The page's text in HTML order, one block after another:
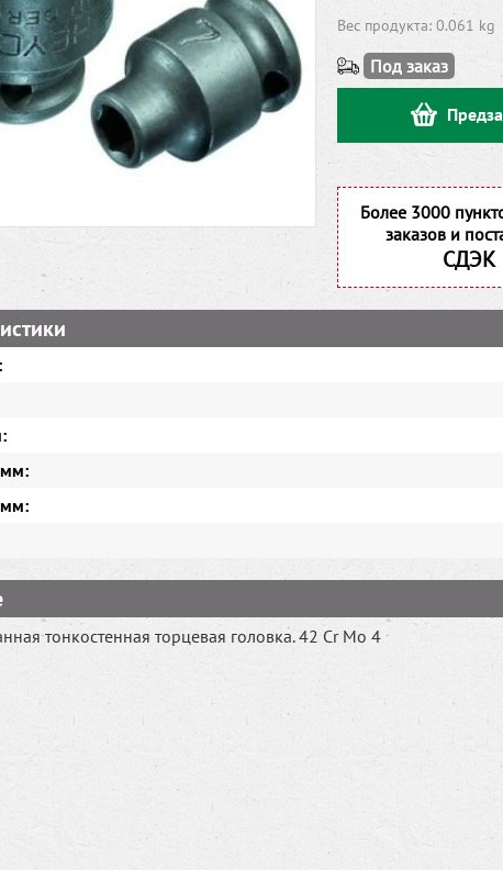
Вес продукта: 0.061 kg
Под заказ
Более 3000
заказов и
СДЭК
тонкостенная торцевая головка. 42 Cr Mo 4